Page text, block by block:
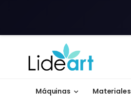
Máquinas Materiales